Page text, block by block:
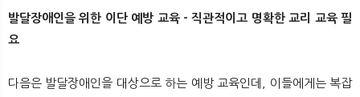
발달장애인을 위한 이단 예방 교육 - 직관적이고 명확한 교리 교육 필
요
다음은 발달장애인을 대상으로 하는 예방 교육인데, 이들에게는 복잡